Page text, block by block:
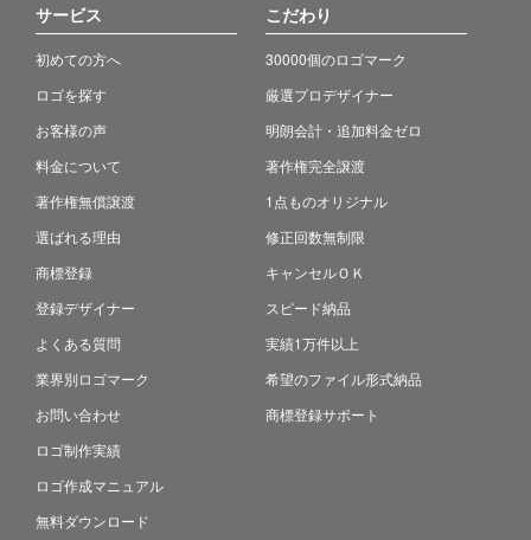
サービス
初めての方へ
ロゴを探す
お客様の声
料金について
著作権無償譲渡
選ばれる理由
商標登録
登録デザイナー
よくある質問
業界別ロゴマーク
お問い合わせ
ロゴ制作実績
ロゴ作成マニュアル
無料ダウンロード
こだわり
30000個のロゴマーク
厳選プロデザイナー
明朗会計・追加料金ゼロ
著作権完全譲渡
1点ものオリジナル
修正回数無制限
キャンセルＯＫ
スピード納品
実績1万件以上
希望のファイル形式納品
商標登録サポート